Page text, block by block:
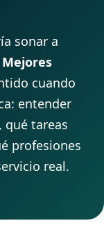
sonar a
Mejores
cuando
entender
qué tareas
profesiones
real.